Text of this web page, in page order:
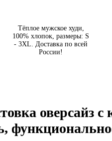
Тёплое мужское худи,
100% хлопок, размеры: S
- 3XL. Доставка по всей
России!
оверсайз